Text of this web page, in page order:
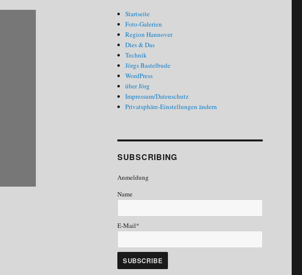
Startseite
Foto-Galerien
Region Hannover
Dies & Das
Technik
Jörgs Bastelbude
WordPress
über Jörg
Impressum/Datenschutz
Privatsphäre-Einstellungen ändern
SUBSCRIBING
Anmeldung
Name
E-Mail*